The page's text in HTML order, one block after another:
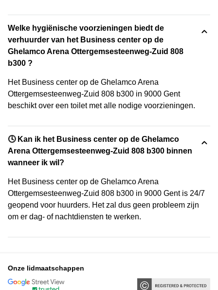
Welke hygiënische voorzieningen biedt de
verhuurder van het Business center op de
Ghelamco Arena Ottergemsesteenweg-Zuid 808
b300 ?
Het Business center op de Ghelamco Arena
Ottergemsesteenweg-Zuid 808 b300 in 9000 Gent
beschikt over een toilet met alle nodige voorzieningen.
🕓 Kan ik het Business center op de Ghelamco
Arena Ottergemsesteenweg-Zuid 808 b300 binnen
wanneer ik wil?
Het Business center op de Ghelamco Arena
Ottergemsesteenweg-Zuid 808 b300 in 9000 Gent is 24/7
geopend voor huurders. Het zal dus geen probleem zijn
om er dag- of nachtdiensten te werken.
Onze lidmaatschappen